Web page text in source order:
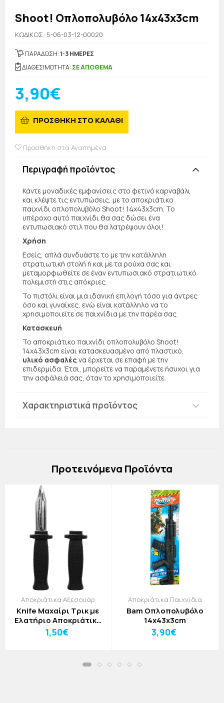
Shoot! Οπλοπολυβόλο 14x43x3cm
KΩΔΙΚΟΣ: 5-06-03-12-00020
ΠΑΡΑΔΟΣΗ:1-3 ΗΜΕΡΕΣ
ΔΙΑΘΕΣΙΜΟΤΗΤΑ: ΣΕ ΑΠΟΘΕΜΑ
3,90€
ΠΡΟΣΘΗΚΗ ΣΤΟ ΚΑΛΑΘΙ
Προσθήκη στα Αγαπημένα
Περιγραφή προϊόντος
Κάντε μοναδικές εμφανίσεις στο φετινό καρναβάλι
και κλέψτε τις εντυπώσεις, με το αποκριάτικο
παιχνίδι οπλοπολυβόλο Shoot! 14x43x3cm. Το
υπέροχο αυτό παιχνίδι θα σας δώσει ένα
εντυπωσιακό στιλ που θα λατρέψουν όλοι!
Χρήση
Εσείς, απλά συνδυάστε το με την κατάλληλη
στρατιωτική στολή ή και με τα ρούχα σας και
μεταμορφωθείτε σε έναν εντυπωσιακό στρατιωτικό
πολεμιστή στις απόκριες.
Το πιστόλι είναι μια ιδανική επιλογή τόσο για άντρες
όσο και γυναίκες, ενώ είναι κατάλληλο να το
χρησιμοποιείτε σε παιχνίδια με την παρέα σας.
Κατασκευή
Το αποκριάτικο παιχνίδι οπλοπολυβόλο Shoot!
14x43x3cm είναι κατασκευασμένο από πλαστικό,
υλικό ασφαλές να έρχεται σε επαφή με την
επιδερμίδα. Έτσι, μπορείτε να παραμένετε ήσυχοι για
την ασφάλειά σας, όταν το χρησιμοποιείτε.
Χαρακτηριστικά προϊόντος
Πρoτεινόμενα Προϊόντα
Αποκριάτικα Αξεσουάρ
Knife Μαχαίρι Τρικ με
Ελατήριο Αποκριάτικο
Αξεσουάρ
1,50€
Αποκριάτικα Παιχνίδια
Bam Οπλοπολυβόλο
14x43x3cm
3,90€